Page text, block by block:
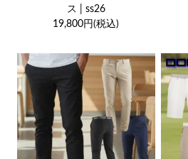
ス | ss26
19,800円(税込)